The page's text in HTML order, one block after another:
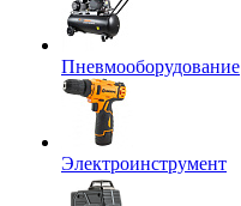
Пневмооборудование
Электроинструмент